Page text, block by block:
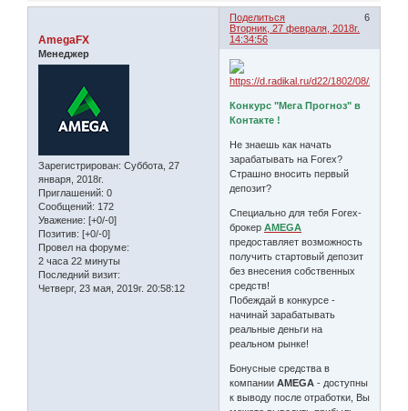
Поделиться
6
Вторник, 27 февраля, 2018г.
14:34:56
AmegaFX
Менеджер
Зарегистрирован: Суббота, 27
января, 2018г.
Приглашений: 0
Сообщений: 172
Уважение: [+0/-0]
Позитив: [+0/-0]
Провел на форуме:
2 часа 22 минуты
Последний визит:
Четверг, 23 мая, 2019г. 20:58:12
Конкурс "Мега Прогноз" в
Контакте !
Не знаешь как начать
зарабатывать на Forex?
Страшно вносить первый
депозит?
Специально для тебя Forex-
брокерAMEGA
предоставляет возможность
получить стартовый депозит
без внесения собственных
средств!
Побеждай в конкурсе -
начинай зарабатывать
реальные деньги на
реальном рынке!
Бонусные средства в
компанииAMEGA - доступны
к выводу после отработки, Вы